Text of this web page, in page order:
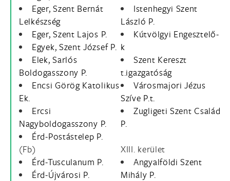
Eger, Szent Bernát
Lelkészség
Eger, Szent Lajos P.
Egyek, Szent József P.
Elek, Sarlós
Boldogasszony P.
Encsi Görög Katolikus
Ek.
Ercsi
Nagyboldogasszony P.
Érd-Postástelep P.
(Fb)
Érd-Tusculanum P.
Érd-Újvárosi P.
Istenhegyi Szent
László P.
Kútvölgyi Engesztelő-
k
Szent Kereszt
t.igazgatóság
Városmajori Jézus
Szíve P.t.
Zugligeti Szent Család
P.
XIII. kerület
Angyalföldi Szent
Mihály P.